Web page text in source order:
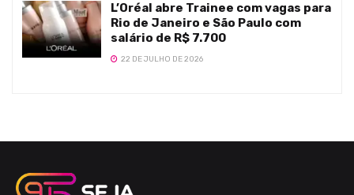
L’Oréal abre Trainee com vagas para
Rio de Janeiro e São Paulo com
salário de R$ 7.700
22 DE JULHO DE 2026